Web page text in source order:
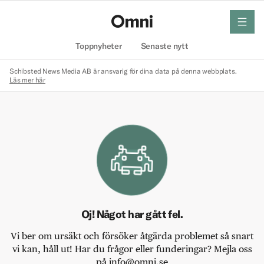
Toppnyheter Senaste nytt
meny
Schibsted News Media AB är ansvarig för dina data på denna webbplats.
Läs mer här
Oj! Något har gått fel.
Vi ber om ursäkt och försöker åtgärda problemet så snart
vi kan, håll ut! Har du frågor eller funderingar? Mejla oss